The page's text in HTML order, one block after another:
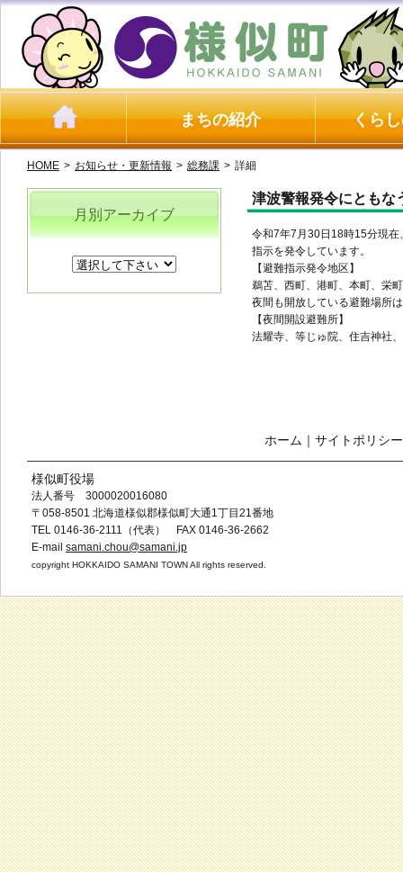
まちの紹介 くら
HOME > お知らせ・更新情報 > 総務課 > 詳細
津波警報発令にともな
令和7年7月30日18時15分現在
指示を発令しています。
【避難指示発令地区】
鵜苫、西町、港町、本町、栄
夜間も開放している避難場所
【夜間開設避難所】
法耀寺、等じゅ院、住吉神社
月別アーカイブ
ホーム ｜ サイトポリシー
様似町役場
法人番号 3000020016080
〒058-8501 北海道様似郡様似町大通1丁目21番地
TEL 0146-36-2111（代表） FAX 0146-36-2662
E-mail samani.chou@samani.jp
copyright HOKKAIDO SAMANI TOWN All rights reserved.